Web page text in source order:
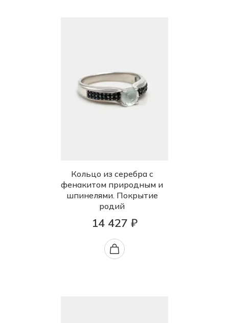
Кольцо из серебра с
фенакитом природным и
шпинелями. Покрытие
родий
14 427 ₽